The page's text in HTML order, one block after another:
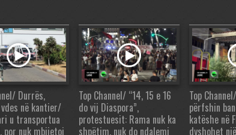
Durrës,
në kantier/
u transportua
por nuk mbijetoi
Top Channel/ “14, 15 e 16
do vij Diaspora”,
protestuesit: Rama nuk ka
shpëtim, nuk do ndalemi
Top
përfshin
katëshe në
dyshohet